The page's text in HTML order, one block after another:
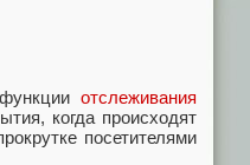
отслеживания
когда происходят
посетителями